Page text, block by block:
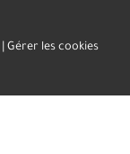
Gérer les cookies